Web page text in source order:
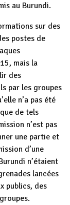
au Burundi.
sur des
postes de
mais la
des
par les groupes
n’a pas été
de tels
n’est pas
une partie et
d’une
n’étaient
lancées
publics, des